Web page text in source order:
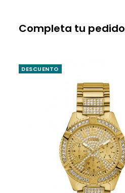
Completa tu pedido
DESCUENTO